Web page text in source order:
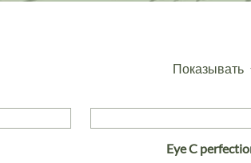
Показывать
Eye C